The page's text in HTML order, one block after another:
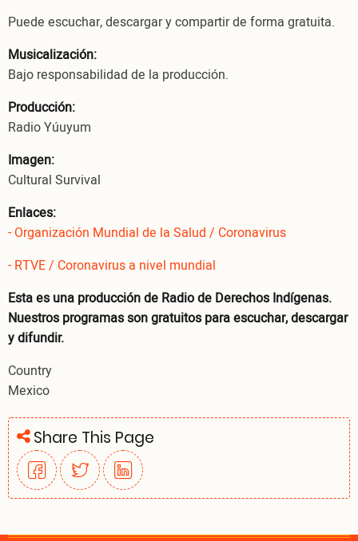
Puede escuchar, descargar y compartir de forma gratuita.
Musicalización:
Bajo responsabilidad de la producción.
Producción:
Radio Yúuyum
Imagen:
Cultural Survival
Enlaces:
- Organización Mundial de la Salud / Coronavirus
- RTVE / Coronavirus a nivel mundial
Esta es una producción de Radio de Derechos Indígenas.
Nuestros programas son gratuitos para escuchar, descargar
y difundir.
Country
Mexico
Share This Page